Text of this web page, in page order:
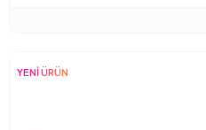
YENİ ÜRÜN